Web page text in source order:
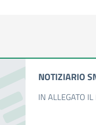
NOTIZIARIO
IN ALLEGATO